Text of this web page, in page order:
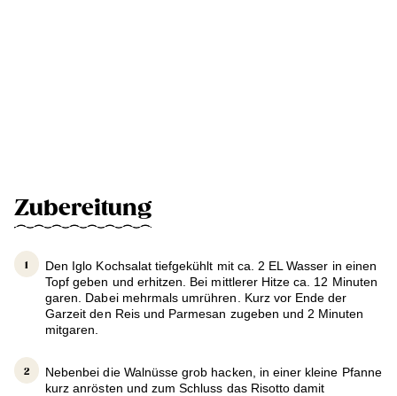
Zubereitung
Den Iglo Kochsalat tiefgekühlt mit ca. 2 EL Wasser in einen
Topf geben und erhitzen. Bei mittlerer Hitze ca. 12 Minuten
garen. Dabei mehrmals umrühren. Kurz vor Ende der
Garzeit den Reis und Parmesan zugeben und 2 Minuten
mitgaren.
Nebenbei die Walnüsse grob hacken, in einer kleine Pfanne
kurz anrösten und zum Schluss das Risotto damit